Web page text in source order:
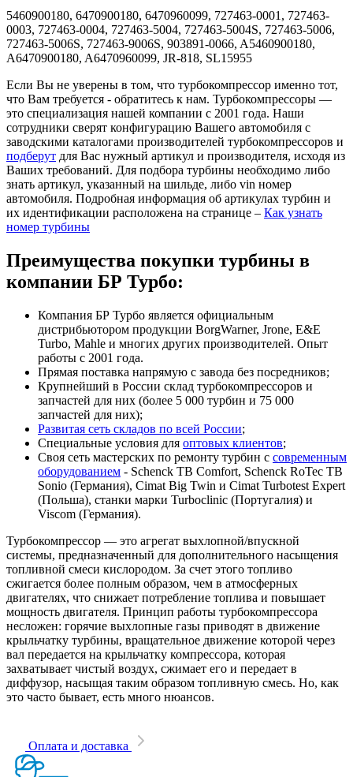
5460900180, 6470900180, 6470960099, 727463-0001, 727463-
0003, 727463-0004, 727463-5004, 727463-5004S, 727463-5006,
727463-5006S, 727463-9006S, 903891-0066, A5460900180,
A6470900180, A6470960099, JR-818, SL15955
Если Вы не уверены в том, что турбокомпрессор именно тот,
что Вам требуется - обратитесь к нам. Турбокомпрессоры —
это специализация нашей компании с 2001 года. Наши
сотрудники сверят конфигурацию Вашего автомобиля с
заводскими каталогами производителей турбокомпрессоров и
подберут для Вас нужный артикул и производителя, исходя из
Ваших требований. Для подбора турбины необходимо либо
знать артикул, указанный на шильде, либо vin номер
автомобиля. Подробная информация об артикулах турбин и
их идентификации расположена на странице – Как узнать
номер турбины
Преимущества покупки турбины в
компании БР Турбо:
Компания БР Турбо является официальным
дистрибьютором продукции BorgWarner, Jrone, E&E
Turbo, Mahle и многих других производителей. Опыт
работы с 2001 года.
Прямая поставка напрямую с завода без посредников;
Крупнейший в России склад турбокомпрессоров и
запчастей для них (более 5 000 турбин и 75 000
запчастей для них);
Развитая сеть складов по всей России;
Специальные условия для оптовых клиентов;
Своя сеть мастерских по ремонту турбин с современным
оборудованием - Schenck TB Comfort, Schenck RoTec TB
Sonio (Германия), Cimat Big Twin и Cimat Turbotest Expert
(Польша), станки марки Turboclinic (Португалия) и
Viscom (Германия).
Турбокомпрессор — это агрегат выхлопной/впускной
системы, предназначенный для дополнительного насыщения
топливной смеси кислородом. За счет этого топливо
сжигается более полным образом, чем в атмосферных
двигателях, что снижает потребление топлива и повышает
мощность двигателя. Принцип работы турбокомпрессора
несложен: горячие выхлопные газы приводят в движение
крыльчатку турбины, вращательное движение которой через
вал передается на крыльчатку компрессора, которая
захватывает чистый воздух, сжимает его и передает в
диффузор, насыщая таким образом топливную смесь. Но, как
это часто бывает, есть много нюансов.
Оплата и доставка